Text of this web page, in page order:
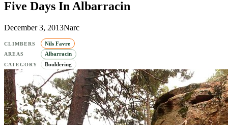
Five Days In Albarracin
December 3, 2013Narc
CLIMBERS Nils Favre
AREAS Albarracin
CATEGORY Bouldering